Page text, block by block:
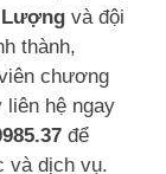
Lượng và đội
thành,
chương
hệ ngay
để
và dịch vụ.